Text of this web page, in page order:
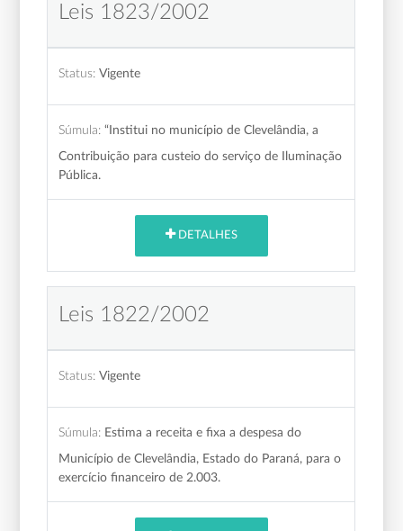
Leis 1823/2002
Status: Vigente
Súmula: “Institui no município de Clevelândia, a
Contribuição para custeio do serviço de Iluminação
Pública.
DETALHES
Leis 1822/2002
Status: Vigente
Súmula: Estima a receita e fixa a despesa do
Município de Clevelândia, Estado do Paraná, para o
exercício financeiro de 2.003.